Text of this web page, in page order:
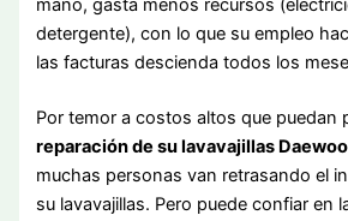
mano, gasta menos recursos
detergente), con lo que su empleo
las facturas descienda todos los
Por temor a costos altos que puedan
reparación de su lavavajillas
muchas personas van retrasando el
su lavavajillas. Pero puede confiar en